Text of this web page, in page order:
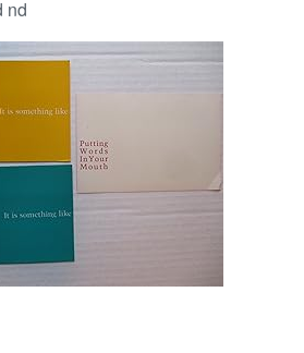
SCHLIESSEN
nd